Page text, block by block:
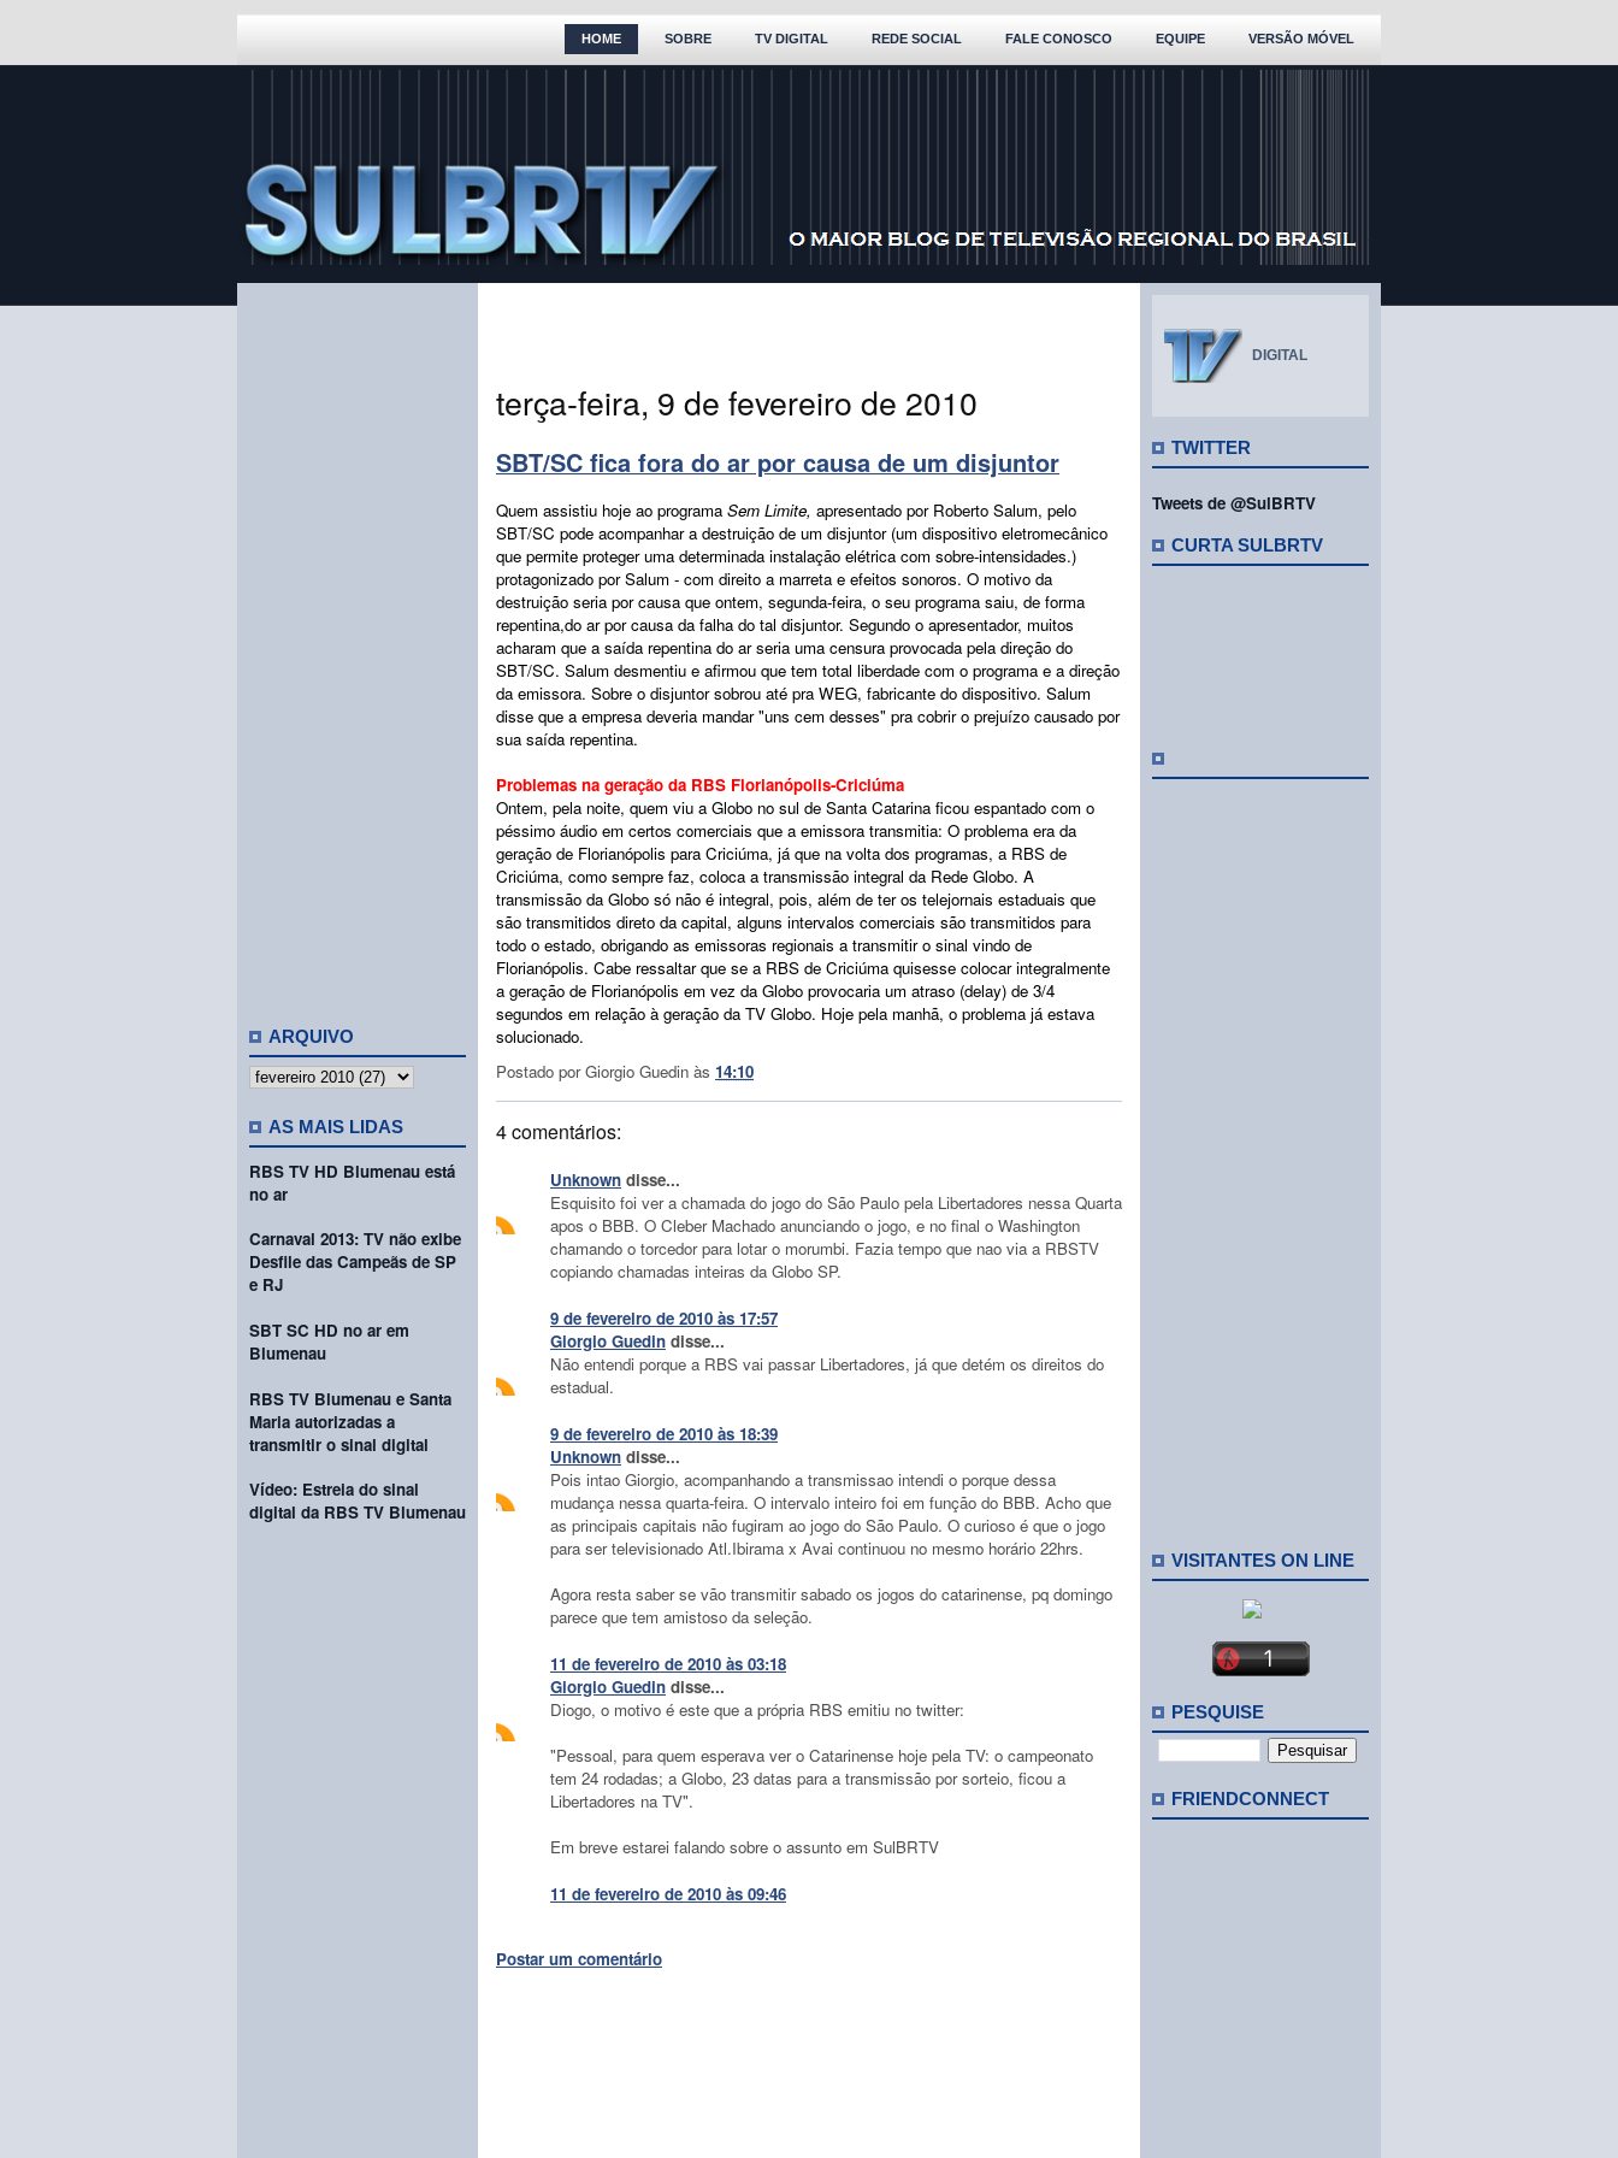
HOME SOBRE TV DIGITAL REDE SOCIAL FALE CONOSCO EQUIPE VERSÃO MÓVEL
ARQUIVO
AS MAIS LIDAS
RBS TV HD Blumenau está
no ar
Carnaval 2013: TV não exibe
Desfile das Campeãs de SP
e RJ
SBT SC HD no ar em
Blumenau
RBS TV Blumenau e Santa
Maria autorizadas a
transmitir o sinal digital
Vídeo: Estreia do sinal
digital da RBS TV Blumenau
terça-feira, 9 de fevereiro de 2010
SBT/SC fica fora do ar por causa de um disjuntor
Quem assistiu hoje ao programaSem Limite, apresentado por Roberto Salum, pelo
SBT/SC pode acompanhar a destruição de um disjuntor (um dispositivo eletromecânico
que permite proteger uma determinada instalação elétricacom sobre-intensidades.)
protagonizado por Salum - com direito a marreta e efeitos sonoros. O motivo da
destruição seria por causa que ontem, segunda-feira, o seu programa saiu, de forma
repentina,do ar por causa da falha do tal disjuntor. Segundo o apresentador, muitos
acharam que a saída repentina do ar seria uma censura provocada pela direção do
SBT/SC. Salum desmentiu e afirmou que tem total liberdade com o programa e a direção
da emissora. Sobre o disjuntor sobrou até pra WEG, fabricante do dispositivo. Salum
disse que a empresa deveria mandar "uns cem desses" pra cobrir o prejuízo causado por
sua saída repentina.
Problemas na geração da RBS Florianópolis-Criciúma
Ontem, pela noite, quem viu a Globo no sul de Santa Catarina ficou espantado com o
péssimo áudio em certos comerciais que a emissora transmitia: O problema era da
geração de Florianópolis para Criciúma, já que na volta dos programas, a RBS de
Criciúma, como sempre faz, coloca a transmissão integral da Rede Globo. A
transmissão da Globo só não é integral, pois, além de ter os telejornais estaduais que
são transmitidos direto da capital, alguns intervalos comerciais são transmitidos para
todo o estado, obrigando as emissoras regionais a transmitir o sinal vindo de
Florianópolis. Cabe ressaltar que se a RBS de Criciúma quisesse colocar integralmente
a geração de Florianópolis em vez da Globo provocaria um atraso (delay) de 3/4
segundos em relação à geração da TV Globo. Hoje pela manhã, o problema já estava
solucionado.
Postado porGiorgio Guedin às 14:10
4 comentários:
Unknown disse...
Esquisito foi ver a chamada do jogo do São Paulo pela Libertadores nessa Quarta
apos o BBB. O Cleber Machado anunciando o jogo, e no final o Washington
chamando o torcedor para lotar o morumbi. Fazia tempo que nao via a RBSTV
copiando chamadas inteiras da Globo SP.
9 de fevereiro de 2010 às 17:57
Giorgio Guedin disse...
Não entendi porque a RBS vai passar Libertadores, já que detém os direitos do
estadual.
9 de fevereiro de 2010 às 18:39
Unknown disse...
Pois intao Giorgio, acompanhando a transmissao intendi o porque dessa
mudança nessa quarta-feira. O intervalo inteiro foi em função do BBB. Acho que
as principais capitais não fugiram ao jogo do São Paulo. O curioso é que o jogo
para ser televisionado Atl.Ibirama x Avai continuou no mesmo horário 22hrs.
Agora resta saber se vão transmitir sabado os jogos do catarinense, pq domingo
parece que tem amistoso da seleção.
11 de fevereiro de 2010 às 03:18
Giorgio Guedin disse...
Diogo, o motivo é este que a própria RBS emitiu no twitter:
"Pessoal, para quem esperava ver o Catarinense hoje pela TV: o campeonato
tem 24 rodadas; a Globo, 23 datas para a transmissão por sorteio, ficou a
Libertadores na TV".
Em breve estarei falando sobre o assunto em SulBRTV
11 de fevereiro de 2010 às 09:46
Postar um comentário
DIGITAL
TWITTER
Tweets de @SulBRTV
CURTA SULBRTV
VISITANTES ON LINE
PESQUISE
FRIENDCONNECT